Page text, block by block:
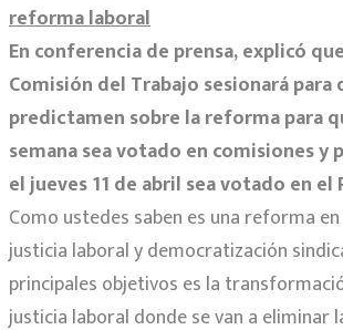
reforma laboral
En conferencia de prensa, explicó
Comisión del Trabajo sesionará
predictamen sobre la reforma para
semana sea votado en comisiones y
el jueves 11 de abril sea votado en el
Como ustedes saben es una reforma
justicia laboral y democratización
principales objetivos es la
justicia laboral donde se van a eliminar